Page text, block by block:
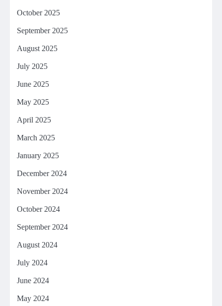
October 2025
September 2025
August 2025
July 2025
June 2025
May 2025
April 2025
March 2025
January 2025
December 2024
November 2024
October 2024
September 2024
August 2024
July 2024
June 2024
May 2024